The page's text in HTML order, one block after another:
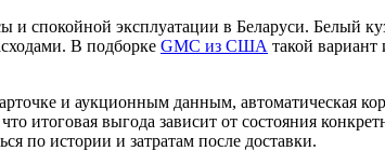
и спокойной эксплуатации в Беларуси. Белый
В подборке GMC из США такой
и аукционным данным, автоматическая
итоговая выгода зависит от состояния
по истории и затратам после доставки.